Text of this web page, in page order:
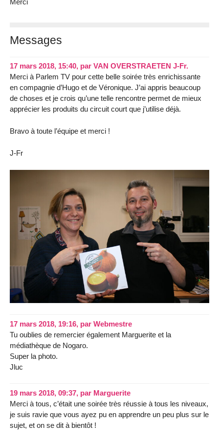
Merci
Messages
17 mars 2018, 15:40, par VAN OVERSTRAETEN J-Fr.
Merci à Parlem TV pour cette belle soirée très enrichissante
en compagnie d’Hugo et de Véronique. J’ai appris beaucoup
de choses et je crois qu’une telle rencontre permet de mieux
apprécier les produits du circuit court que j’utilise déjà.
Bravo à toute l’équipe et merci !
J-Fr
17 mars 2018, 19:16, par Webmestre
Tu oublies de remercier également Marguerite et la
médiathèque de Nogaro.
Super la photo.
Jluc
19 mars 2018, 09:37, par Marguerite
Merci à tous, c’était une soirée très réussie à tous les niveaux,
je suis ravie que vous ayez pu en apprendre un peu plus sur le
sujet, et on se dit à bientôt !